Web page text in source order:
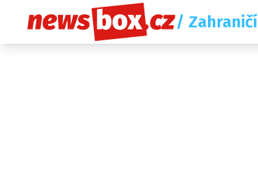
/ Zahraničí